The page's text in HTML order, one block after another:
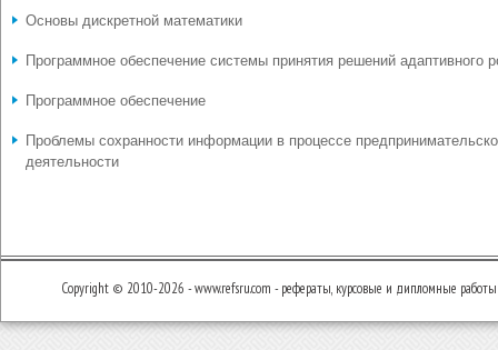
Основы дискретной математики
Программное обеспечение системы принятия решений адаптивного
Программное обеспечение
Проблемы сохранности информации в процессе
деятельности
Copyright © 2010-2026 - www.refsru.com - рефераты, курсовые и дипломные работы